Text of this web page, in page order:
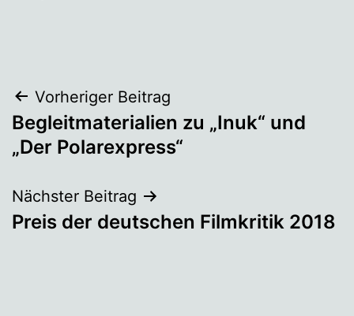
Beitragsnavigation
Vorheriger Beitrag
Begleitmaterialien zu „Inuk“ und
„Der Polarexpress“
Nächster Beitrag
Preis der deutschen Filmkritik 2018